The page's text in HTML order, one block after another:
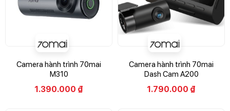
Camera hành trình 70mai
M310
1.390.000 ₫
Camera hành trình 70mai
Dash Cam A200
1.790.000 ₫